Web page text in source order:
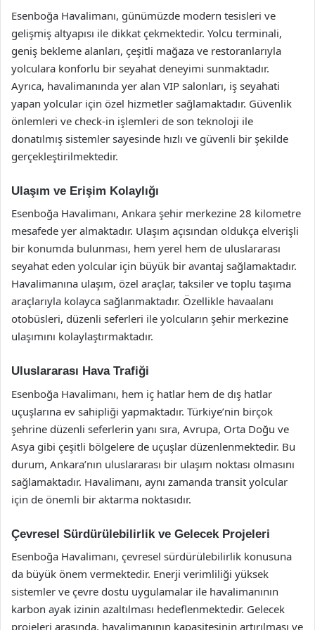
Esenboğa Havalimanı, günümüzde modern tesisleri ve
gelişmiş altyapısı ile dikkat çekmektedir. Yolcu terminali,
geniş bekleme alanları, çeşitli mağaza ve restoranlarıyla
yolculara konforlu bir seyahat deneyimi sunmaktadır.
Ayrıca, havalimanında yer alan VIP salonları, iş seyahati
yapan yolcular için özel hizmetler sağlamaktadır. Güvenlik
önlemleri ve check-in işlemleri de son teknoloji ile
donatılmış sistemler sayesinde hızlı ve güvenli bir şekilde
gerçekleştirilmektedir.
Ulaşım ve Erişim Kolaylığı
Esenboğa Havalimanı, Ankara şehir merkezine 28 kilometre
mesafede yer almaktadır. Ulaşım açısından oldukça elverişli
bir konumda bulunması, hem yerel hem de uluslararası
seyahat eden yolcular için büyük bir avantaj sağlamaktadır.
Havalimanına ulaşım, özel araçlar, taksiler ve toplu taşıma
araçlarıyla kolayca sağlanmaktadır. Özellikle havaalanı
otobüsleri, düzenli seferleri ile yolcuların şehir merkezine
ulaşımını kolaylaştırmaktadır.
Uluslararası Hava Trafiği
Esenboğa Havalimanı, hem iç hatlar hem de dış hatlar
uçuşlarına ev sahipliği yapmaktadır. Türkiye’nin birçok
şehrine düzenli seferlerin yanı sıra, Avrupa, Orta Doğu ve
Asya gibi çeşitli bölgelere de uçuşlar düzenlenmektedir. Bu
durum, Ankara’nın uluslararası bir ulaşım noktası olmasını
sağlamaktadır. Havalimanı, aynı zamanda transit yolcular
için de önemli bir aktarma noktasıdır.
Çevresel Sürdürülebilirlik ve Gelecek Projeleri
Esenboğa Havalimanı, çevresel sürdürülebilirlik konusuna
da büyük önem vermektedir. Enerji verimliliği yüksek
sistemler ve çevre dostu uygulamalar ile havalimanının
karbon ayak izinin azaltılması hedeflenmektedir. Gelecek
projeleri arasında, havalimanının kapasitesinin artırılması ve